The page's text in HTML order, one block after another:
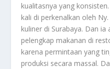
kualitasnya yang
kali di perkenalkan oleh
kuliner di Surabaya. Dan
pelengkap makanan di
karena permintaan yang
produksi secara massal.